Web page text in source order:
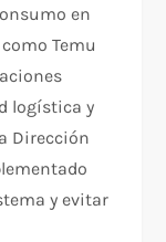
en
Temu
logística y
Dirección
y evitar